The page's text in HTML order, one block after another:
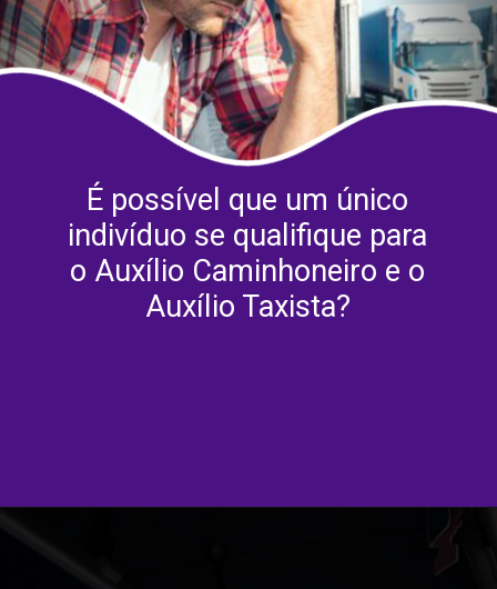
É possível que um único
indivíduo se qualifique para
o Auxílio Caminhoneiro e o
Auxílio Taxista?